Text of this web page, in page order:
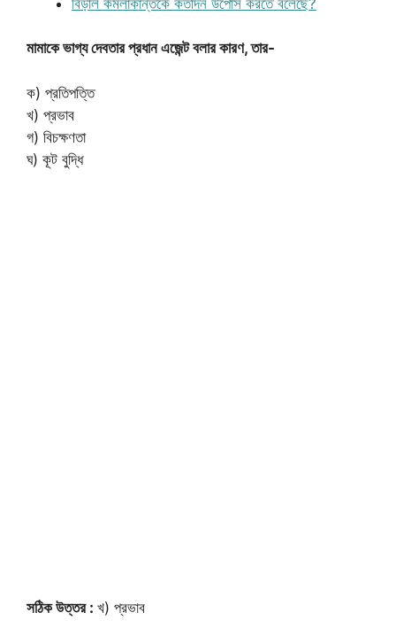
মামাকে ভাগ্য দেবতার প্রধান এজেন্ট বলার কারণ, তার-
ক) প্রতিপত্তি
খ) প্রভাব
গ) বিচক্ষণতা
ঘ) কূট বুদ্ধি
সঠিক উত্তর : খ) প্রভাব